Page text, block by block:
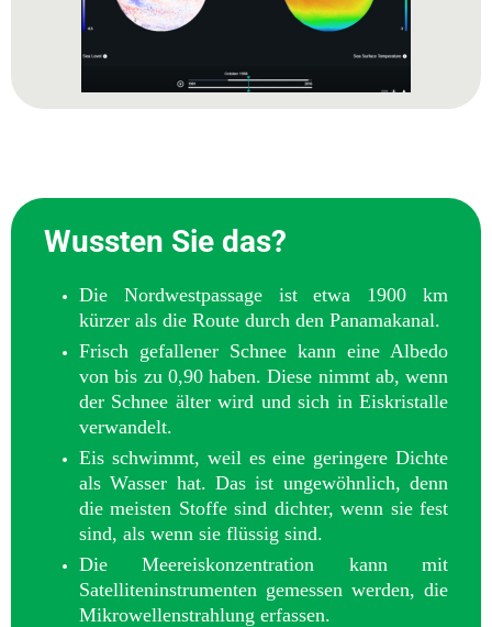
Wussten Sie das?
Die Nordwestpassage ist etwa 1900 km
kürzer als die Route durch den Panamakanal.
Frisch gefallener Schnee kann eine Albedo
von bis zu 0,90 haben. Diese nimmt ab, wenn
der Schnee älter wird und sich in Eiskristalle
verwandelt.
Eis schwimmt, weil es eine geringere Dichte
als Wasser hat. Das ist ungewöhnlich, denn
die meisten Stoffe sind dichter, wenn sie fest
sind, als wenn sie flüssig sind.
Die Meereiskonzentration kann mit
Satelliteninstrumenten gemessen werden, die
Mikrowellenstrahlung erfassen.